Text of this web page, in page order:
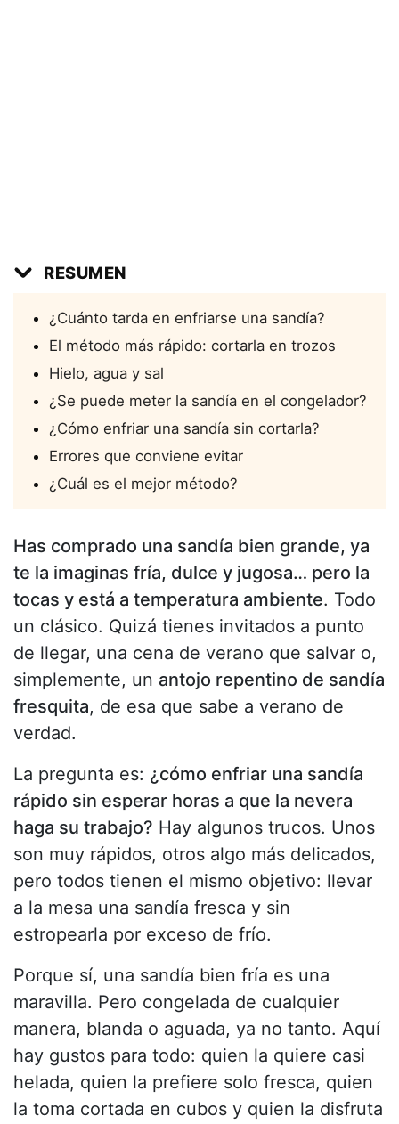
RESUMEN
¿Cuánto tarda en enfriarse una sandía?
El método más rápido: cortarla en trozos
Hielo, agua y sal
¿Se puede meter la sandía en el congelador?
¿Cómo enfriar una sandía sin cortarla?
Errores que conviene evitar
¿Cuál es el mejor método?
Has comprado una sandía bien grande, ya
te la imaginas fría, dulce y jugosa… pero la
tocas y está a temperatura ambiente. Todo
un clásico. Quizá tienes invitados a punto
de llegar, una cena de verano que salvar o,
simplemente, un antojo repentino de sandía
fresquita, de esa que sabe a verano de
verdad.
La pregunta es: ¿cómo enfriar una sandía
rápido sin esperar horas a que la nevera
haga su trabajo? Hay algunos trucos. Unos
son muy rápidos, otros algo más delicados,
pero todos tienen el mismo objetivo: llevar
a la mesa una sandía fresca y sin
estropearla por exceso de frío.
Porque sí, una sandía bien fría es una
maravilla. Pero congelada de cualquier
manera, blanda o aguada, ya no tanto. Aquí
hay gustos para todo: quien la quiere casi
helada, quien la prefiere solo fresca, quien
la toma cortada en cubos y quien la disfruta